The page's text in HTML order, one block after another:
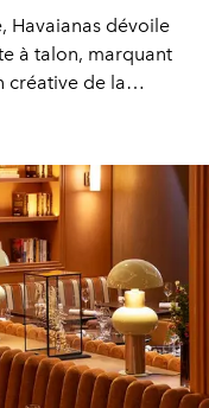
Havaianas dévoile
à talon, marquant
créative de la